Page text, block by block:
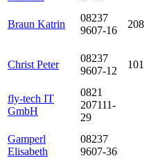
Braun Katrin
08237
9607-16
208
Christ Peter
08237
9607-12
101
fly-tech IT
GmbH
0821
207111-
29
Gamperl
Elisabeth
08237
9607-36